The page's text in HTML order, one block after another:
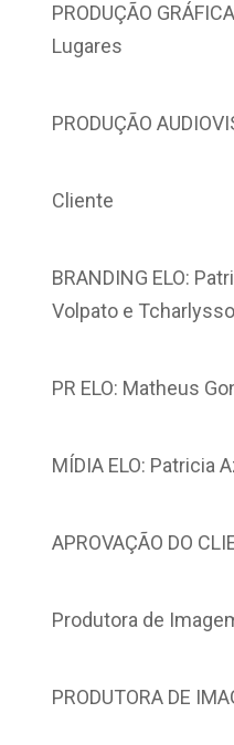
PRODUÇÃO
Lugares
PRODUÇÃO
Cliente
BRANDING ELO:
Volpato e
PR ELO: Matheus
MÍDIA ELO: Patricia
APROVAÇÃO DO
Produtora de
PRODUTORA DE